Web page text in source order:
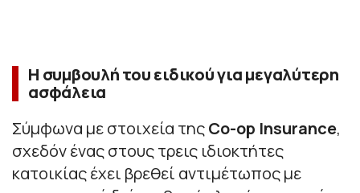
Η συμβουλή του ειδικού για μεγαλύτερη
ασφάλεια
Σύμφωνα με στοιχεία τηςCo-op Insurance,
σχεδόν ένας στους τρεις ιδιοκτήτες
κατοικίας έχει βρεθεί αντιμέτωπος με